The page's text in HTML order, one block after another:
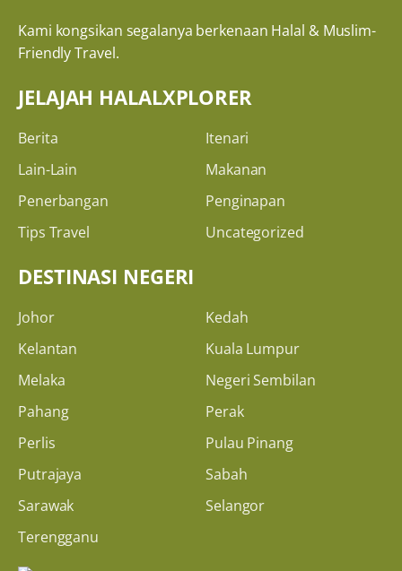
Kami kongsikan segalanya berkenaan Halal & Muslim-
Friendly Travel.
JELAJAH HALALXPLORER
Berita
Itenari
Lain-Lain
Makanan
Penerbangan
Penginapan
Tips Travel
Uncategorized
DESTINASI NEGERI
Johor
Kedah
Kelantan
Kuala Lumpur
Melaka
Negeri Sembilan
Pahang
Perak
Perlis
Pulau Pinang
Putrajaya
Sabah
Sarawak
Selangor
Terengganu